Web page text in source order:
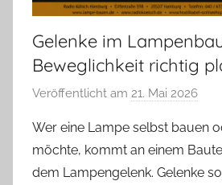
Gelenke im
Beweglichkeit richtig
Veröffentlicht am 21. Mai 2026
n
A
n
Wer eine Lampe selbst bauen
möchte, kommt an einem
dem Lampengelenk. Gelenke